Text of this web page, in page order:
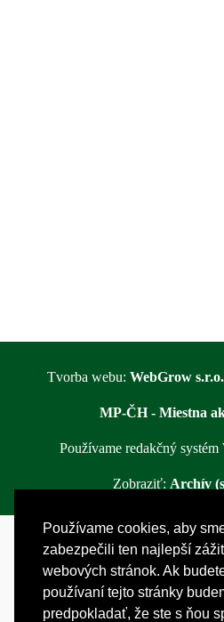
Používame cookies, aby
zabezpečili ten najlepší
webových stránok. Ak
používaní tejto stránky
predpokladať, že ste s ňou
Tvorba webu: WebGrow s.r.o.
MP-ČH - Miestna
Používame redakčný systém
Zobraziť: Archív